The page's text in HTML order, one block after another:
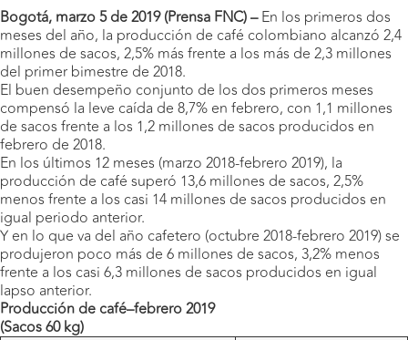
Bogotá, marzo 5 de 2019 (Prensa FNC) –En los primeros dos
meses del año, la producción de café colombiano alcanzó 2,4
millones de sacos, 2,5% más frente a los más de 2,3 millones
del primer bimestre de 2018.
El buen desempeño conjunto de los dos primeros meses
compensó la leve caída de 8,7% en febrero, con 1,1 millones
de sacos frente a los 1,2 millones de sacos producidos en
febrero de 2018.
En los últimos 12 meses (marzo 2018-febrero 2019), la
producción de café superó 13,6 millones de sacos, 2,5%
menos frente a los casi 14 millones de sacos producidos en
igual periodo anterior.
Y en lo que va del año cafetero (octubre 2018-febrero 2019) se
produjeron poco más de 6 millones de sacos, 3,2% menos
frente a los casi 6,3 millones de sacos producidos en igual
lapso anterior.
Producción de café–febrero 2019
(Sacos 60 kg)